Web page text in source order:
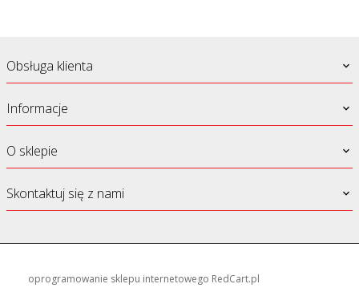
Obsługa klienta
Informacje
O sklepie
Skontaktuj się z nami
oprogramowanie sklepu internetowego RedCart.pl